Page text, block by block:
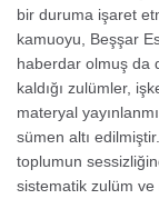
bir duruma işaret
kamuoyu, Beşşar
haberdar olmuş da
kaldığı zulümler,
materyal
sümen altı
toplumun
sistematik zulüm